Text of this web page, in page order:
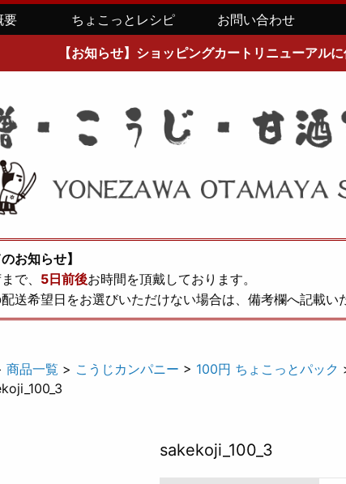
要 ちょこっとレシピ お問い合わせ
【お知らせ】ショッピングカートリニューアル
お知らせ】
で、 5日前後お時間を頂戴しております。
送希望日をお選びいただけない場合は、備考欄へ記載い
商品一覧 > こうじカンパニー > 100円 ちょこっとパック
sakekoji_100_3